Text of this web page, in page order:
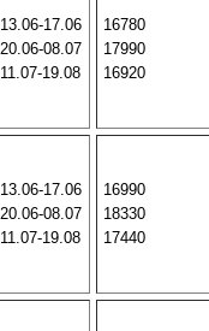
13.06-17.06
20.06-08.07
11.07-19.08
16780
17990
16920
13.06-17.06
20.06-08.07
11.07-19.08
16990
18330
17440